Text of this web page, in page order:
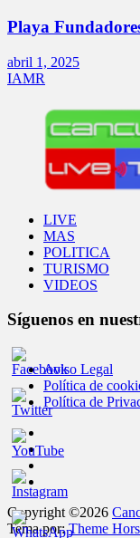
Playa
abril 1, 2025
IAMR
LIVE
MAS
POLITICA
TURISMO
VIDEOS
Síguenos en
Aviso Legal
Política de
Política de
Copyright ©2026
Tema por:Theme